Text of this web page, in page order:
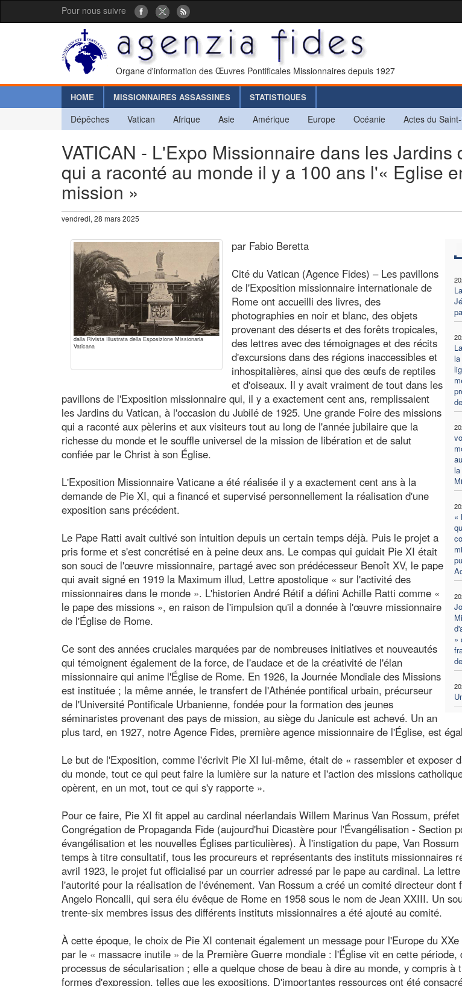
Pour nous suivre
Organe d'information des Œuvres Pontificales Missionnaires depuis 1927
HOME MISSIONNAIRES ASSASSINES STATISTIQUES
Dépêches Vatican Afrique Asie Amérique Europe Océanie Actes du
VATICAN - L'Expo Missionnaire dans les Jardins
qui a raconté au monde il y a 100 ans l'« Eglise
mission »
vendredi, 28 mars 2025
dalla Rivista Illustrata della Esposizione Missionaria
Vaticana
«
»
par Fabio Beretta
Cité du Vatican (Agence Fides) – Les pavillons
de l'Exposition missionnaire internationale de
Rome ont accueilli des livres, des
photographies en noir et blanc, des objets
provenant des déserts et des forêts tropicales,
des lettres avec des témoignages et des récits
d'excursions dans des régions inaccessibles et
inhospitalières, ainsi que des œufs de reptiles
et d'oiseaux. Il y avait vraiment de tout dans les
pavillons de l'Exposition missionnaire qui, il y a exactement cent ans, remplissaient
les Jardins du Vatican, à l'occasion du Jubilé de 1925. Une grande Foire des missions
qui a raconté aux pèlerins et aux visiteurs tout au long de l'année jubilaire que la
richesse du monde et le souffle universel de la mission de libération et de salut
confiée par le Christ à son Église.
L'Exposition Missionnaire Vaticane a été réalisée il y a exactement cent ans à la
demande de Pie XI, qui a financé et supervisé personnellement la réalisation d'une
exposition sans précédent.
Le Pape Ratti avait cultivé son intuition depuis un certain temps déjà. Puis le projet a
pris forme et s'est concrétisé en à peine deux ans. Le compas qui guidait Pie XI était
son souci de l'œuvre missionnaire, partagé avec son prédécesseur Benoît XV, le pape
qui avait signé en 1919 la Maximum illud, Lettre apostolique « sur l'activité des
missionnaires dans le monde ». L'historien André Rétif a défini Achille Ratti comme «
le pape des missions », en raison de l'impulsion qu'il a donnée à l'œuvre missionnaire
de l'Église de Rome.
Ce sont des années cruciales marquées par de nombreuses initiatives et nouveautés
qui témoignent également de la force, de l'audace et de la créativité de l'élan
missionnaire qui anime l'Église de Rome. En 1926, la Journée Mondiale des Missions
est instituée ; la même année, le transfert de l'Athénée pontifical urbain, précurseur
de l'Université Pontificale Urbanienne, fondée pour la formation des jeunes
séminaristes provenant des pays de mission, au siège du Janicule est achevé. Un an
plus tard, en 1927, notre Agence Fides, première agence missionnaire de l'Église, est
Le but de l'Exposition, comme l'écrivit Pie XI lui-même, était de « rassembler et exposer
du monde, tout ce qui peut faire la lumière sur la nature et l'action des missions
opèrent, en un mot, tout ce qui s'y rapporte ».
Pour ce faire, Pie XI fit appel au cardinal néerlandais Willem Marinus Van Rossum,
Congrégation de Propaganda Fide (aujourd'hui Dicastère pour l'Évangélisation - Section
évangélisation et les nouvelles Églises particulières). À l'instigation du pape, Van
temps à titre consultatif, tous les procureurs et représentants des instituts missionnaires
avril 1923, le projet fut officialisé par un courrier adressé par le pape au cardinal. La
l'autorité pour la réalisation de l'événement. Van Rossum a créé un comité directeur
Angelo Roncalli, qui sera élu évêque de Rome en 1958 sous le nom de Jean XXIII. Un
trente-six membres issus des différents instituts missionnaires a été ajouté au comité.
À cette époque, le choix de Pie XI contenait également un message pour l'Europe du
par le « massacre inutile » de la Première Guerre mondiale : l'Église vit en cette période,
processus de sécularisation ; elle a quelque chose de beau à dire au monde, y compris à
formes d'expression, telles que les expositions. D'importantes ressources ont été